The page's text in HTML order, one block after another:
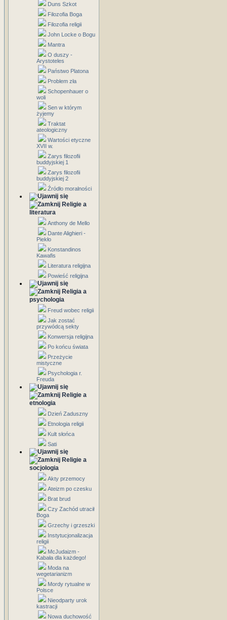
Duns Szkot
Filozofia Boga
Filozofia religii
John Locke o Bogu
Mantra
O duszy -
Arystoteles
Państwo Platona
Problem zła
Schopenhauer o
woli
Sen w którym
żyjemy
Traktat
ateologiczny
Wartości etyczne
XVII w.
Zarys filozofii
buddyjskiej 1
Zarys filozofii
buddyjskiej 2
Źródło moralności
Religie a
literatura
Anthony de Mello
Dante Alighieri -
Piekło
Konstandinos
Kawafis
Literatura religijna
Powieść religijna
Religia a
psychologia
Freud wobec religii
Jak zostać
przywódcą sekty
Konwersja religijna
Po końcu świata
Przeżycie
mistyczne
Psychologia r.
Freuda
Religie a
etnologia
Dzień Zaduszny
Etnologia religii
Kult słońca
Sati
Religie a
socjologia
Akty przemocy
Ateizm po czesku
Brat brud
Czy Zachód utracił
Boga
Grzechy i grzeszki
Instytucjonalizacja
religii
McJudaizm -
Kabała dla każdego!
Moda na
wegetarianizm
Mordy rytualne w
Polsce
Nieodparty urok
kastracji
Nowa duchowość